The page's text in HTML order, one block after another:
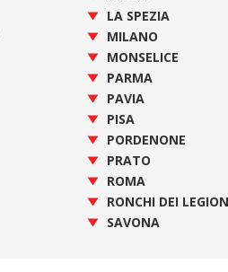
LA SPEZIA
MILANO
MONSELICE
PARMA
PAVIA
PISA
PORDENONE
PRATO
ROMA
RONCHI DEI
SAVONA